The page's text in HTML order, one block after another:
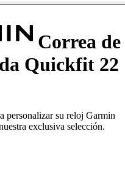
Correa de
Quickfit 22
personalizar su reloj Garmin
exclusiva selección.